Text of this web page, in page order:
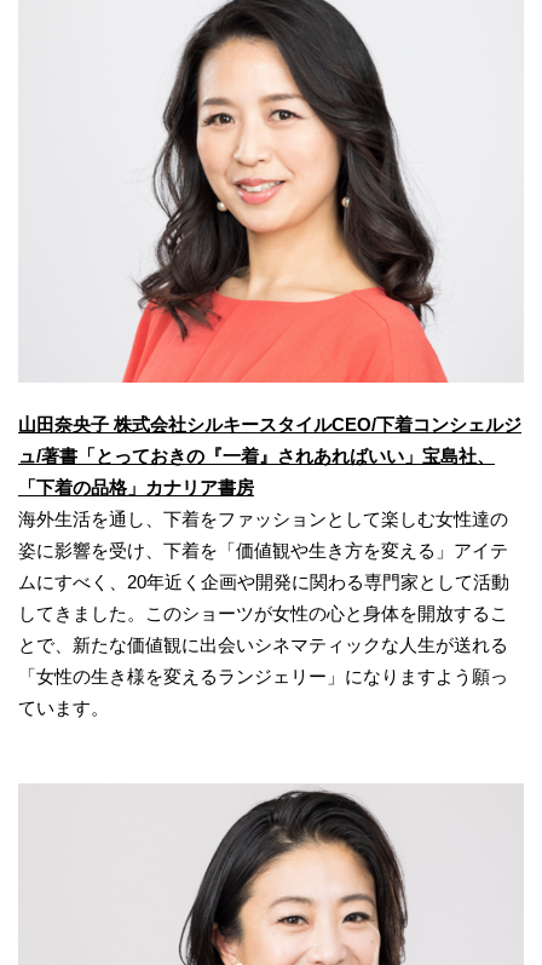
山田奈央子 株式会社シルキースタイルCEO/下着コンシェルジ
ュ/著書「とっておきの『一着』されあればいい」宝島社、
「下着の品格」カナリア書房
海外生活を通し、下着をファッションとして楽しむ女性達の
姿に影響を受け、下着を「価値観や生き方を変える」アイテ
ムにすべく、20年近く企画や開発に関わる専門家として活動
してきました。このショーツが女性の心と身体を開放するこ
とで、新たな価値観に出会いシネマティックな人生が送れる
「女性の生き様を変えるランジェリー」になりますよう願っ
ています。